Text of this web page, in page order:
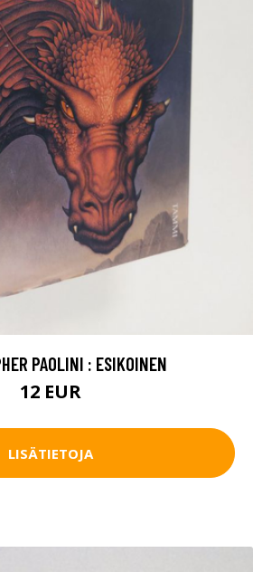
PAOLINI : ESIKOINEN
12 EUR
LISÄTIETOJA